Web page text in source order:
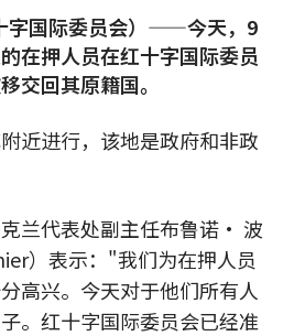
字国际委员会）——今天，9
在押人员在红十字国际委员
交回其原籍国。
近进行，该地是政府和非政
兰代表处副主任布鲁诺• 波
）表示："我们为在押人员
高兴。今天对于他们所有人
。红十字国际委员会已经准